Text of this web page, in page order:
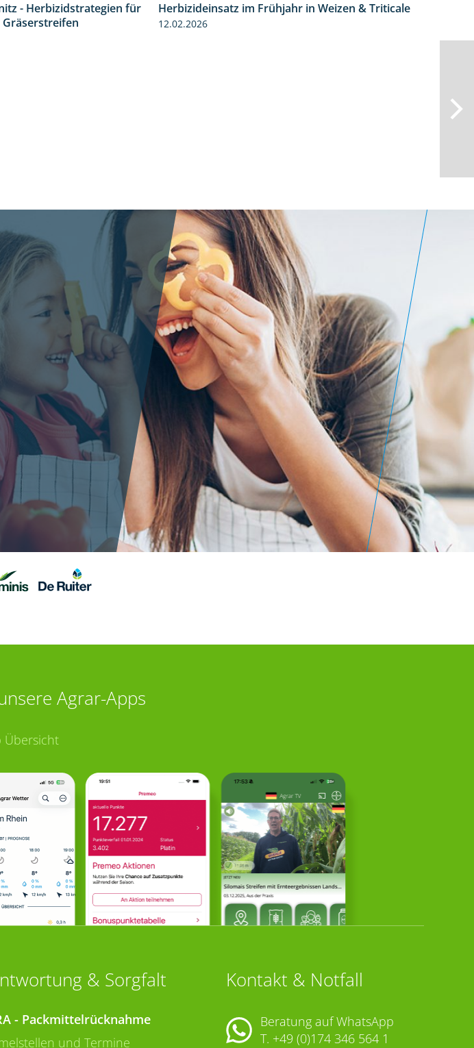
- Herbizidstrategien für
Herbizideinsatz im Frühjahr in Weizen & Triticale
12.02.2026
Agrar-Apps
Übersicht
& Sorgfalt
- Packmittelrücknahme
und Termine
Kontakt & Notfall
Beratung auf WhatsApp
T. +49 (0)174 346 564 1